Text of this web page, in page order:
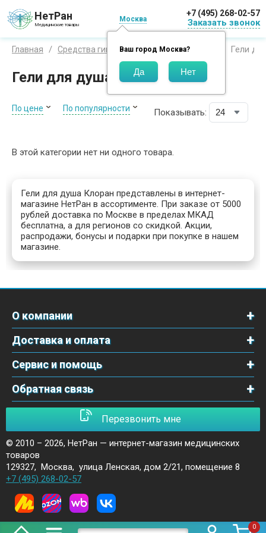
НетРан
Медицинские товары
Москва
Ваш город Москва?
+7 (495) 268-02-57
Заказать звонок
0
Главная Средства гигиены Бренды Клоран Гели
Гели для душа Клоран
По цене По популярности Показывать:
В этой категории нет ни одного товара.
Гели для душа Клоран представлены в интернет-
магазине НетРан в ассортименте. При заказе от 5000
рублей доставка по Москве в пределах МКАД
бесплатна, а для регионов со скидкой. Акции,
распродажи, бонусы и подарки при покупке в нашем
магазине.
О компании
Доставка и оплата
Сервис и помощь
Обратная связь
Перезвонить мне
© 2010 – 2026, НетРан — интернет-магазин медицинских
товаров
129327, Москва, улица Ленская, дом 2/21, помещение 8
+7 (495) 268-02-57